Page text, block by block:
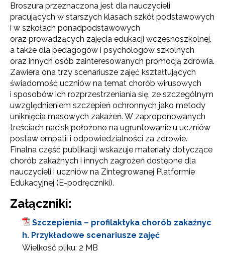
Broszura przeznaczona jest dla nauczycieli
pracujących w starszych klasach szkół podstawowych
i w szkołach ponadpodstawowych
oraz prowadzących zajęcia edukacji wczesnoszkolnej,
a także dla pedagogów i psychologów szkolnych
oraz innych osób zainteresowanych promocją zdrowia.
Zawiera ona trzy scenariusze zajęć kształtujących
świadomość uczniów na temat chorób wirusowych
i sposobów ich rozprzestrzeniania się, ze szczególnym
uwzględnieniem szczepień ochronnych jako metody
uniknięcia masowych zakażeń. W zaproponowanych
treściach nacisk położono na ugruntowanie u uczniów
postaw empatii i odpowiedzialności za zdrowie.
Finalna część publikacji wskazuje materiały dotyczące
chorób zakaźnych i innych zagrożeń dostępne dla
nauczycieli i uczniów na Zintegrowanej Platformie
Edukacyjnej (E-podręczniki).
Załączniki:
Szczepienia – profilaktyka chorób zakaźnyc
h. Przykładowe scenariusze zajęć
Wielkość pliku: 2 MB